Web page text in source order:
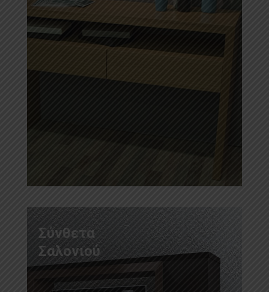
Σύνθετα
Σαλονιού